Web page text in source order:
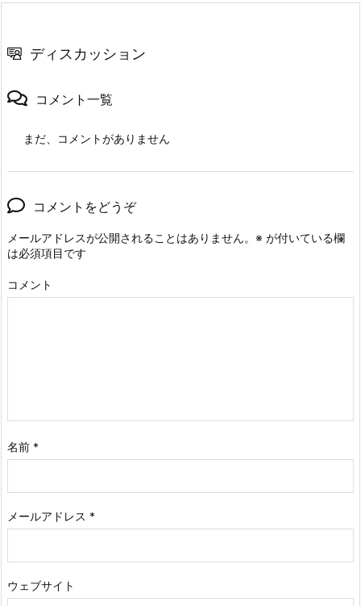
ディスカッション
コメント一覧
まだ、コメントがありません
コメントをどうぞ
メールアドレスが公開されることはありません。 ※ が付いている欄
は必須項目です
コメント
名前 *
メールアドレス *
ウェブサイト